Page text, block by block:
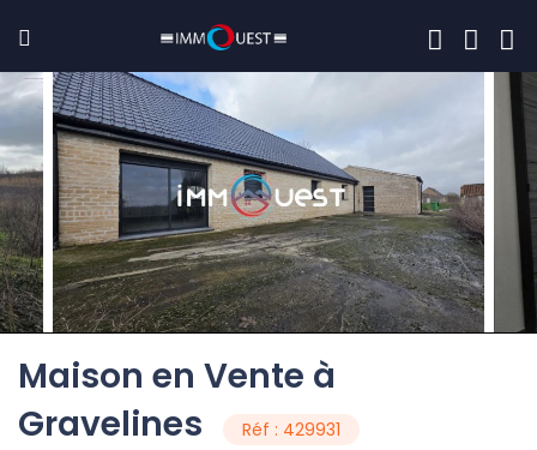
Maison en Vente à
Gravelines
Réf : 429931